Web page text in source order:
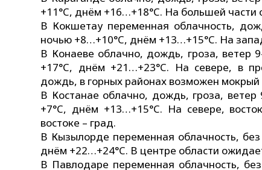
+11°C, днём +16…+18°C. На большей части
В Кокшетау переменная облачность,
ночью +8…+10°C, днём +13…+15°C. На
В Конаеве облачно, дождь, гроза, ветер
+17°C, днём +21…+23°C. На севере, в
дождь, в горных районах возможен
В Костанае облачно, дождь, гроза,
+7°C, днём +13…+15°C. На севере,
востоке – град.
В Кызылорде переменная облачность,
днём +22…+24°C. В центре области
В Павлодаре переменная облачность,